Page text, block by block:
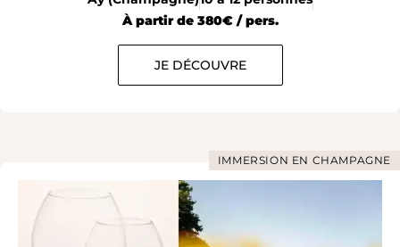
À partir de 380€ / pers.
JE DÉCOUVRE
IMMERSION EN CHAMPAGNE